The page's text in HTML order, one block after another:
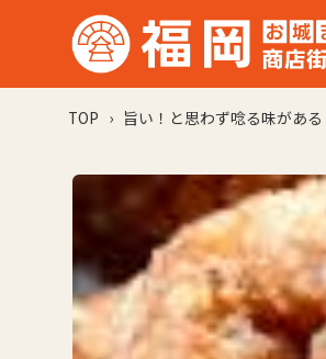
TOP › 旨い！と思わず唸る味がある